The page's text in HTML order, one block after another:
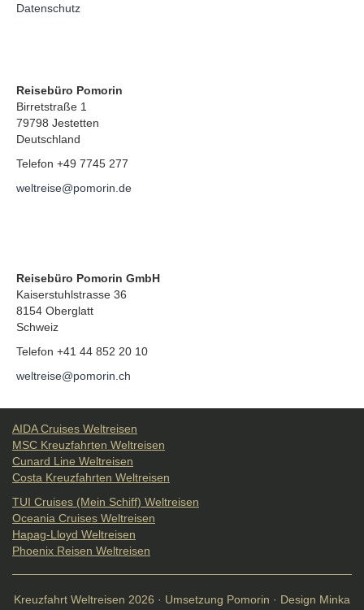
Datenschutz
Reisebüro Pomorin
Birretstraße 1
79798 Jestetten
Deutschland
Telefon +49 7745 277
weltreise@pomorin.de
Reisebüro Pomorin GmbH
Kaiserstuhlstrasse 36
8154 Oberglatt
Schweiz
Telefon +41 44 852 20 10
weltreise@pomorin.ch
AIDA Cruises Weltreisen
MSC Kreuzfahrten Weltreisen
Cunard Line Weltreisen
Costa Kreuzfahrten Weltreisen
TUI Cruises (Mein Schiff) Weltreisen
Oceania Cruises Weltreisen
Hapag-Lloyd Weltreisen
Phoenix Reisen Weltreisen
Kreuzfahrt Weltreisen 2026 · Umsetzung Pomorin · Design Minka